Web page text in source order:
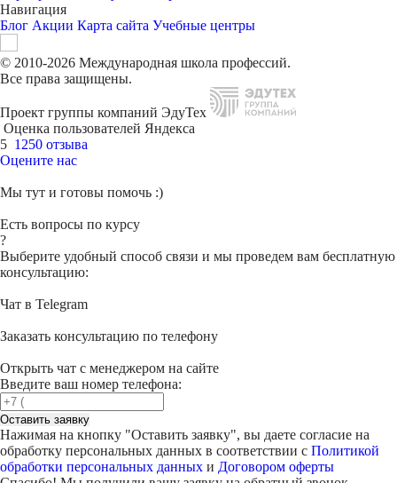
Навигация
Блог Акции Карта сайта Учебные центры
© 2010-2026 Международная школа профессий.
Все права защищены.
Проект группы компаний ЭдуТех
Оценка пользователей Яндекса
5 1250 отзыва
Оцените нас
Мы тут и готовы помочь :)
Есть вопросы по курсу
?
Выберите удобный способ связи и мы проведем вам бесплатную
консультацию:
Чат в Telegram
Заказать консультацию по телефону
Открыть чат с менеджером на сайте
Введите ваш номер телефона:
Оставить заявку
Нажимая на кнопку "Оставить заявку", вы даете согласие на
обработку персональных данных в соответствии с Политикой
обработки персональных данных и Договором оферты